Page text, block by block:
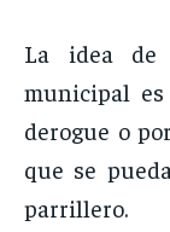
La idea de
municipal
derogue o
que se
parrillero.